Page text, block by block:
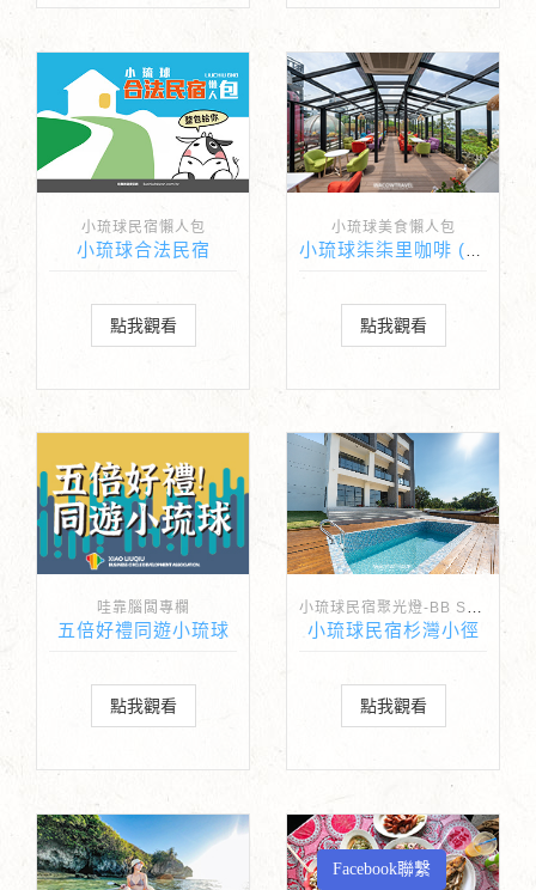
小琉球民宿懶人包
小琉球合法民宿
點我觀看
小琉球美食懶人包
點我觀看
哇靠腦闆專欄
五倍好禮同遊小琉球
點我觀看
小琉球民宿聚光燈-BB Spotlight
小琉球民宿杉灣小徑
點我觀看
Facebook聯繫